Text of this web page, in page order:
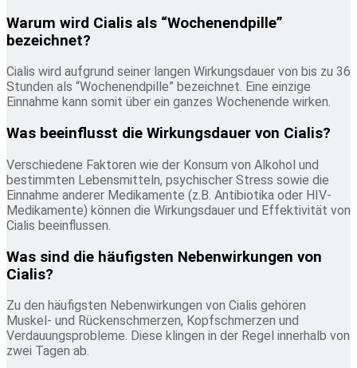
Warum wird Cialis als “Wochenendpille”
bezeichnet?
Cialis wird aufgrund seiner langen Wirkungsdauer von bis zu 36
Stunden als “Wochenendpille” bezeichnet. Eine einzige
Einnahme kann somit über ein ganzes Wochenende wirken.
Was beeinflusst die Wirkungsdauer von Cialis?
Verschiedene Faktoren wie der Konsum von Alkohol und
bestimmten Lebensmitteln, psychischer Stress sowie die
Einnahme anderer Medikamente (z.B. Antibiotika oder HIV-
Medikamente) können die Wirkungsdauer und Effektivität von
Cialis beeinflussen.
Was sind die häufigsten Nebenwirkungen von
Cialis?
Zu den häufigsten Nebenwirkungen von Cialis gehören
Muskel- und Rückenschmerzen, Kopfschmerzen und
Verdauungsprobleme. Diese klingen in der Regel innerhalb von
zwei Tagen ab.